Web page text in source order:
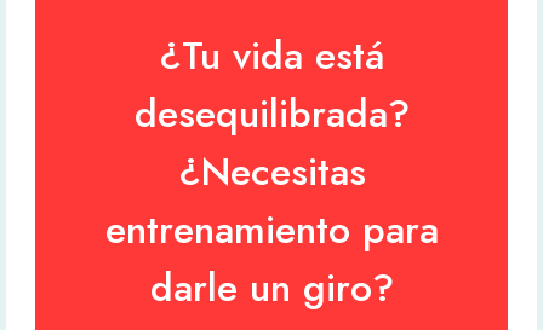
¿Tu vida está
desequilibrada?
¿Necesitas
entrenamiento para
darle un giro?